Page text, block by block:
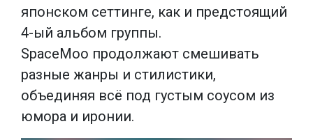
японском сеттинге, как и предстоящий
4-ый альбом группы.
SpaceMoo продолжают смешивать
разные жанры и стилистики,
объединяя всё под густым соусом из
юмора и иронии.